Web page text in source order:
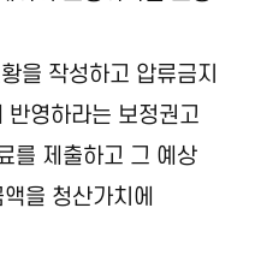
을 작성하고 압류금지
반영하라는 보정권고
를 제출하고 그 예상
을 청산가치에